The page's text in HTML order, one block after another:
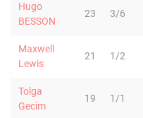
Hugo
BESSON
23 3/6
Maxwell
Lewis
21 1/2
Tolga
Gecim
19 1/1